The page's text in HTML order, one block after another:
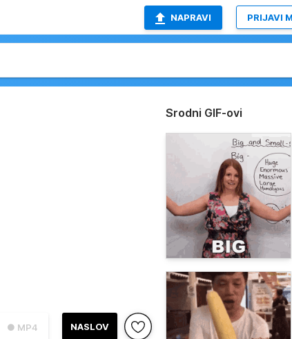
NAPRAVI PRIJAVI
● MP4 NASLOV
Srodni GIF-ovi